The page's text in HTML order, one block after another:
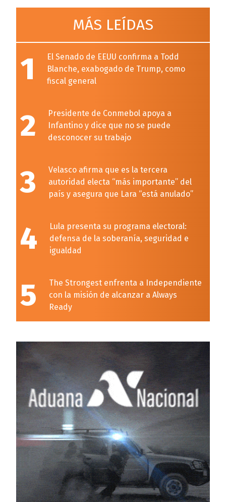
MÁS LEÍDAS
1
El Senado de EEUU confirma a Todd
Blanche, exabogado de Trump, como
fiscal general
2
Presidente de Conmebol apoya a
Infantino y dice que no se puede
desconocer su trabajo
3
Velasco afirma que es la tercera
autoridad electa “más importante” del
país y asegura que Lara “está anulado”
4
Lula presenta su programa electoral:
defensa de la soberanía, seguridad e
igualdad
5
The Strongest enfrenta a Independiente
con la misión de alcanzar a Always
Ready